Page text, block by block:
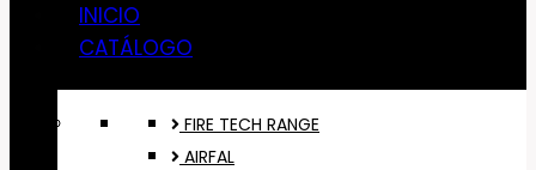
INICIO
CATÁLOGO
FIRE TECH RANGE
AIRFAL